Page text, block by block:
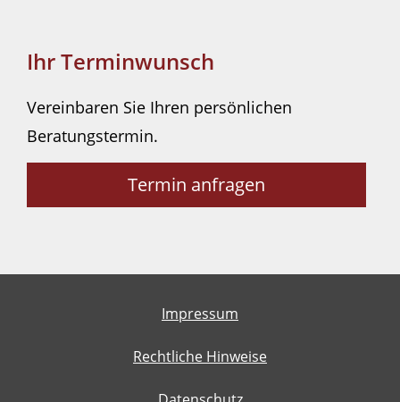
Ihr Terminwunsch
Vereinbaren Sie Ihren persönlichen
Beratungstermin.
Termin anfragen
Impressum
Rechtliche Hinweise